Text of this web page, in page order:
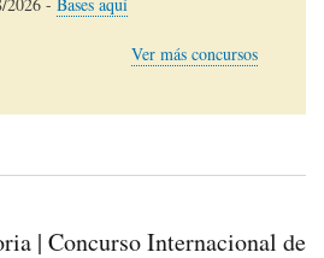
Ver más concursos
| Concurso Internacional de